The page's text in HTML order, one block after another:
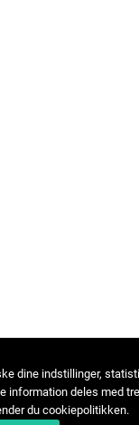
dine indstillinger,
information deles med
du cookiepolitikken.